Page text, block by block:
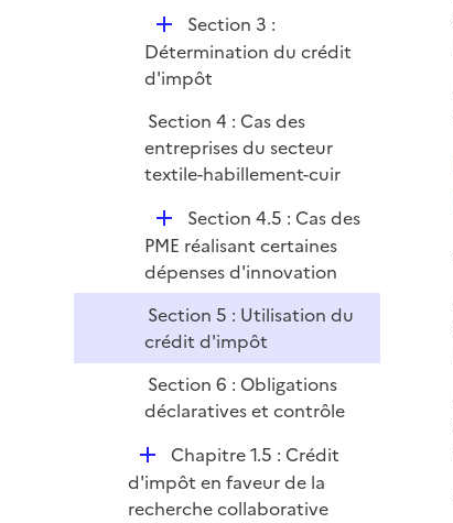
i
e
r
D
é
p
i
e
r
Section 3 :
Détermination du crédit
d'impôt
Section 4 : Cas des
entreprises du secteur
textile-habillement-cuir
D
é
p
l
i
e
r
Section 4.5 : Cas des
PME réalisant certaines
dépenses d'innovation
Section 5 : Utilisation du
crédit d'impôt
Section 6 : Obligations
déclaratives et contrôle
D
é
p
Chapitre 1.5 : Crédit
d'impôt en faveur de la
recherche collaborative